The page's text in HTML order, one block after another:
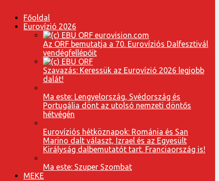
Főoldal
Eurovízió 2026
Az ORF bemutatja a 70. Eurovíziós Dalfesztivál
vendégfellépőit
Szavazás: Keressük az Eurovízió 2026 legjobb
dalát!
Ma este: Lengyelország, Svédország és
Portugália dönt az utolsó nemzeti döntős
hétvégén
Eurovíziós hétköznapok: Románia és San
Marino dalt választ, Izrael és az Egyesült
Királyság dalbemutatót tart. Franciaország is!
Ma este: Szuper Szombat
MEKE